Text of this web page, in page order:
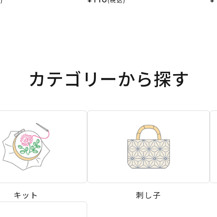
カテゴリーから探す
キット 刺し子